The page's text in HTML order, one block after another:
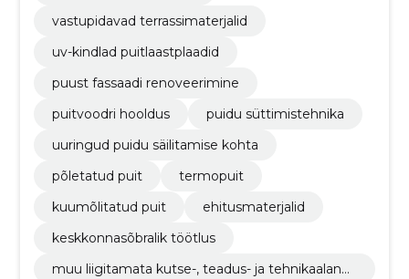
vastupidavad terrassimaterjalid
uv-kindlad puitlaastplaadid
puust fassaadi renoveerimine
puitvoodri hooldus
puidu süttimistehnika
uuringud puidu säilitamise kohta
põletatud puit
termopuit
kuumõlitatud puit
ehitusmaterjalid
keskkonnasõbralik töötlus
muu liigitamata kutse-, teadus- ja tehnikaalane